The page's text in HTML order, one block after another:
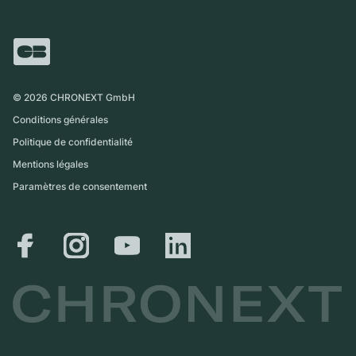
International
Magazine
Retrait sur place
© 2026 CHRONEXT GmbH
Conditions générales
Politique de confidentialité
Mentions légales
Paramètres de consentement